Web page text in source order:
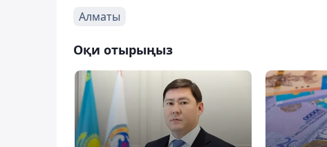
Алматы
Оқи отырыңыз